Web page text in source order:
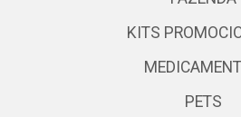
KITS
PETS